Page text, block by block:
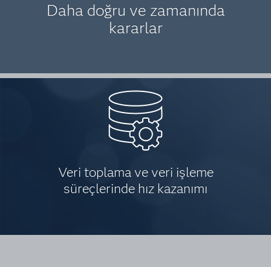
Daha doğru ve zamanında
kararlar
Veri toplama ve veri işleme
süreçlerinde hız kazanımı